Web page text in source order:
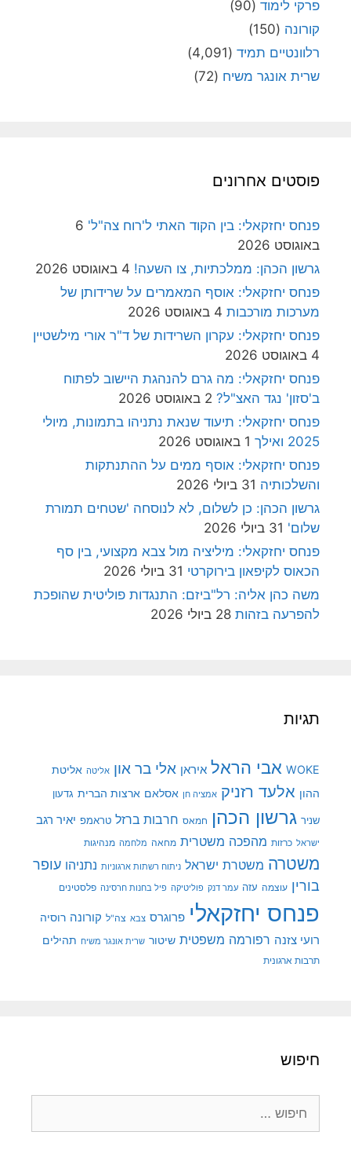
פרקי לימוד (90)
קורונה (150)
רלוונטיים תמיד (4,091)
שרית אונגר משיח (72)
פוסטים אחרונים
פנחס יחזקאלי: בין הקוד האתי ל'רוח צה"ל' 6
באוגוסט 2026
גרשון הכהן: ממלכתיות, צו השעה! 4 באוגוסט 2026
פנחס יחזקאלי: אוסף המאמרים על שרידותן של
מערכות מורכבות 4 באוגוסט 2026
פנחס יחזקאלי: עקרון השרידות של ד"ר אורי מילשטיין
4 באוגוסט 2026
פנחס יחזקאלי: מה גרם להנהגת היישוב לפתוח
ב'סזון' נגד האצ"ל? 2 באוגוסט 2026
פנחס יחזקאלי: תיעוד שנאת נתניהו בתמונות, מיולי
2025 ואילך
1 באוגוסט 2026
פנחס יחזקאלי: אוסף ממים על ההתנתקות
והשלכותיה 31 ביולי 2026
גרשון הכהן: כן לשלום, לא לנוסחה 'שטחים תמורת
שלום' 31 ביולי 2026
פנחס יחזקאלי: מיליציה מול צבא מקצועי, בין סף
הכאוס לקיפאון בירוקרטי 31 ביולי 2026
משה כהן אליה: רל"ביזם: התנגדות פוליטית שהופכת
להפרעה בזהות 28 ביולי 2026
תגיות
WOKE אבי הראל איראן אלי בר און אליטה אליטת
ההון אלעד רזניק אמציה חן אסלאם ארצות הברית גדעון
שניר גרשון הכהן חמאס חרבות ברזל טראמפ יאיר רגב
ישראל כרזות מהפכה משטרית מחאה מלחמה מנהיגות
משטרה משטרת ישראל ניתוח רשתות ארגוניות נתניהו עופר
בורין עוצמה עזה עמר דנק פוליטיקה פיל בחנות חרסינה פלסטינים
פנחס יחזקאלי פרוגרס צבא צה"ל קורונה רוסיה
רועי צזנה רפורמה משפטית שיטור שרית אונגר משיח תהילים
תרבות ארגונית
חיפוש